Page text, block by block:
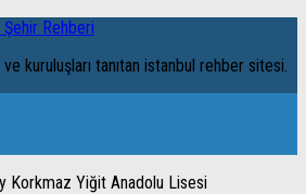
Rehberi
kuruluşları tanıtan istanbul rehber sitesi.
Korkmaz Yiğit Anadolu Lisesi